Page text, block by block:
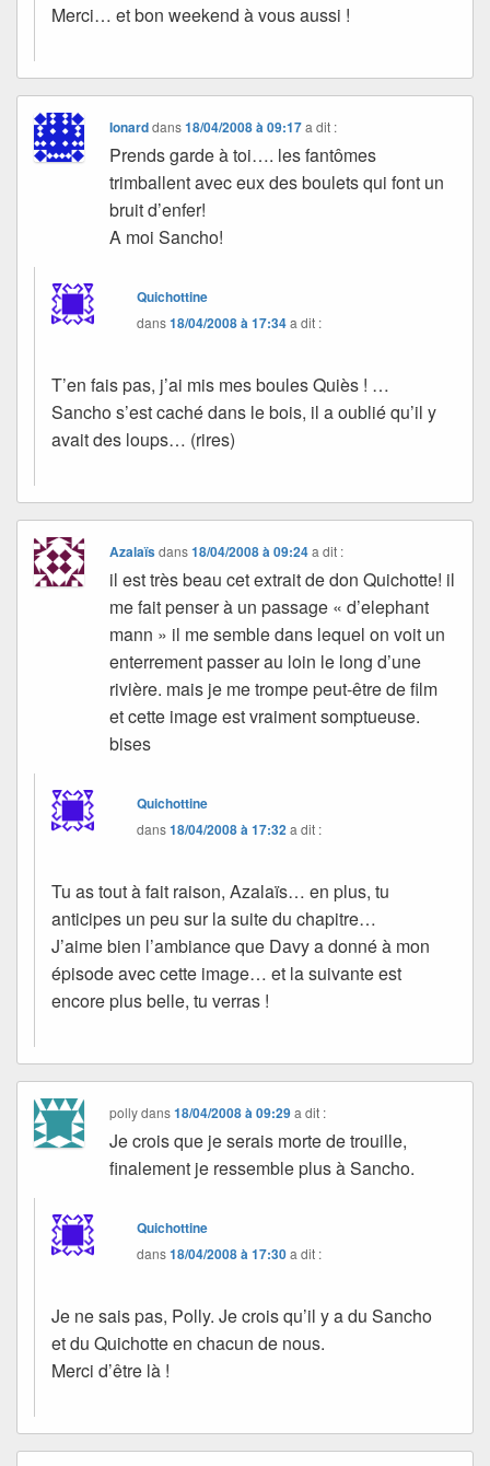
Merci… et bon weekend à vous aussi !
Ionarddans18/04/2008 à 09:17 a dit :
Prends garde à toi…. les fantômes
trimballent avec eux des boulets qui font un
bruit d’enfer!
A moi Sancho!
Quichottine
dans18/04/2008 à 17:34a dit :
T’en fais pas, j’ai mis mes boules Quiès ! …
Sancho s’est caché dans le bois, il a oublié qu’il y
avait des loups… (rires)
Azalaïsdans18/04/2008 à 09:24 a dit :
il est très beau cet extrait de don Quichotte! il
me fait penser à un passage « d’elephant
mann » il me semble dans lequel on voit un
enterrement passer au loin le long d’une
rivière. mais je me trompe peut-être de film
et cette image est vraiment somptueuse.
bises
Quichottine
dans18/04/2008 à 17:32a dit :
Tu as tout à fait raison, Azalaïs… en plus, tu
anticipes un peu sur la suite du chapitre…
J’aime bien l’ambiance que Davy a donné à mon
épisode avec cette image… et la suivante est
encore plus belle, tu verras !
pollydans18/04/2008 à 09:29 a dit :
Je crois que je serais morte de trouille,
finalement je ressemble plus à Sancho.
Quichottine
dans18/04/2008 à 17:30a dit :
Je ne sais pas, Polly. Je crois qu’il y a du Sancho
et du Quichotte en chacun de nous.
Merci d’être là !